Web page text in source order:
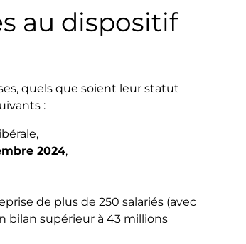
au dispositif
quels que soient leur statut
:
2024,
de plus de 250 salariés (avec
bilan supérieur à 43 millions